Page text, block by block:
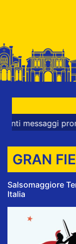
GRAN
Salsomaggiore
Italia